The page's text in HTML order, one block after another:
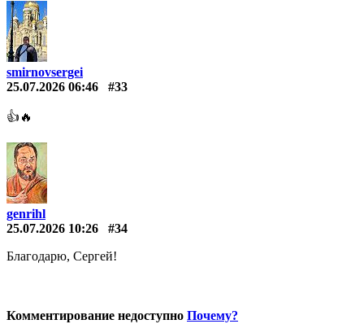
smirnovsergei
25.07.2026 06:46
#33
👍🔥
genrihl
25.07.2026 10:26
#34
Благодарю, Сергей!
Комментирование недоступно Почему?